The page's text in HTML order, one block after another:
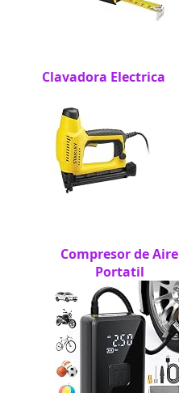
Clavadora Electrica
Compresor de Aire
Portatil